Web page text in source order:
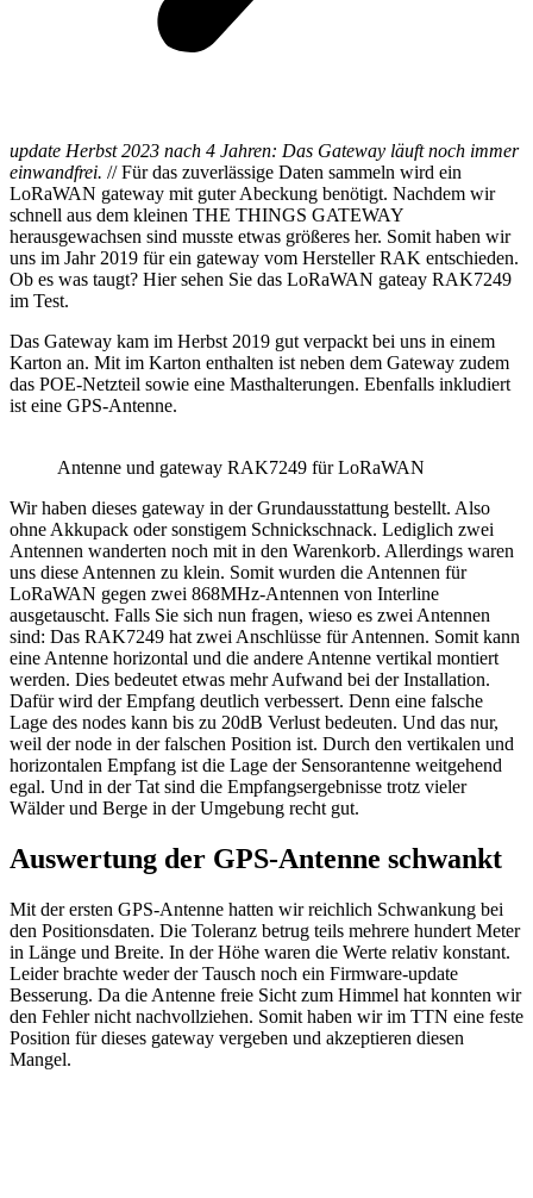
update Herbst 2023 nach 4 Jahren: Das Gateway läuft noch immer
einwandfrei. // Für das zuverlässige Daten sammeln wird ein
LoRaWAN gateway mit guter Abeckung benötigt. Nachdem wir
schnell aus dem kleinen THE THINGS GATEWAY
herausgewachsen sind musste etwas größeres her. Somit haben wir
uns im Jahr 2019 für ein gateway vom Hersteller RAK entschieden.
Ob es was taugt? Hier sehen Sie das LoRaWAN gateay RAK7249
im Test.
Das Gateway kam im Herbst 2019 gut verpackt bei uns in einem
Karton an. Mit im Karton enthalten ist neben dem Gateway zudem
das POE-Netzteil sowie eine Masthalterungen. Ebenfalls inkludiert
ist eine GPS-Antenne.
Antenne und gateway RAK7249 für LoRaWAN
Wir haben dieses gateway in der Grundausstattung bestellt. Also
ohne Akkupack oder sonstigem Schnickschnack. Lediglich zwei
Antennen wanderten noch mit in den Warenkorb. Allerdings waren
uns diese Antennen zu klein. Somit wurden die Antennen für
LoRaWAN gegen zwei 868MHz-Antennen von Interline
ausgetauscht. Falls Sie sich nun fragen, wieso es zwei Antennen
sind: Das RAK7249 hat zwei Anschlüsse für Antennen. Somit kann
eine Antenne horizontal und die andere Antenne vertikal montiert
werden. Dies bedeutet etwas mehr Aufwand bei der Installation.
Dafür wird der Empfang deutlich verbessert. Denn eine falsche
Lage des nodes kann bis zu 20dB Verlust bedeuten. Und das nur,
weil der node in der falschen Position ist. Durch den vertikalen und
horizontalen Empfang ist die Lage der Sensorantenne weitgehend
egal. Und in der Tat sind die Empfangsergebnisse trotz vieler
Wälder und Berge in der Umgebung recht gut.
Auswertung der GPS-Antenne schwankt
Mit der ersten GPS-Antenne hatten wir reichlich Schwankung bei
den Positionsdaten. Die Toleranz betrug teils mehrere hundert Meter
in Länge und Breite. In der Höhe waren die Werte relativ konstant.
Leider brachte weder der Tausch noch ein Firmware-update
Besserung. Da die Antenne freie Sicht zum Himmel hat konnten wir
den Fehler nicht nachvollziehen. Somit haben wir im TTN eine feste
Position für dieses gateway vergeben und akzeptieren diesen
Mangel.